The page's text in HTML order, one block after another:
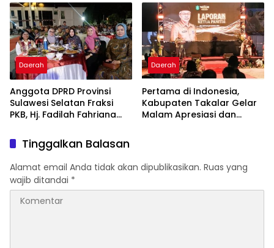
Pelayanan Kesehatan
Berkualitas
2026
Daerah
Anggota DPRD Provinsi
Sulawesi Selatan Fraksi
PKB, Hj. Fadilah Fahriana
Takalar Menyalakan
Lentera Pengabdian
Melalui Malam Apresiasi
dan Inovasi Award 2026
Daerah
Pertama di Indonesia,
Kabupaten Takalar Gelar
Malam Apresiasi dan
Berprestasi
Tinggalkan Balasan
Alamat email Anda tidak akan dipublikasikan. Ruas yang
wajib ditandai *